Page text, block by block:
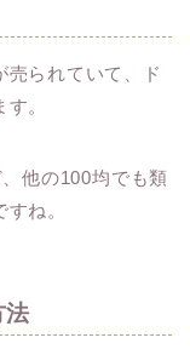
売られていて、ド
。
他の100均でも類
ね。
法